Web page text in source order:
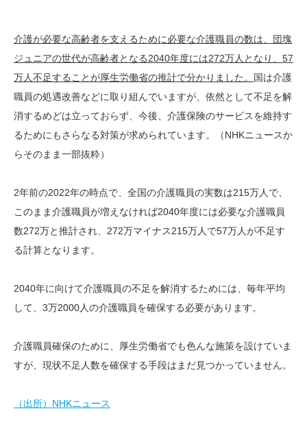
介護が必要な高齢者を支えるために必要な介護職員の数は、団塊
ジュニアの世代が高齢者となる2040年度には272万人となり、57
万人不足することが厚生労働省の推計で分かりました。
国は介護
職員の処遇改善などに取り組んでいますが、依然として不足を解
消するめどは立っておらず、今後、介護保険のサービスを維持す
るためにもさらなる対策が求められています。（NHKニュースか
らそのまま一部抜粋）
2年前の2022年の時点で、全国の介護職員の実数は215万人で、
このまま介護職員が増えなければ2040年度には必要な介護職員
数272万と推計され、272万マイナス215万人で57万人が不足す
る計算となります。
2040年に向けて介護職員の不足を解消するためには、毎年平均
して、3万2000人の介護職員を確保する必要があります。
介護職員確保のために、厚生労働省でも色んな施策を設けていま
すが、現状不足人数を確保する手段はまだ見つかっていません。
（出所）NHKニュース